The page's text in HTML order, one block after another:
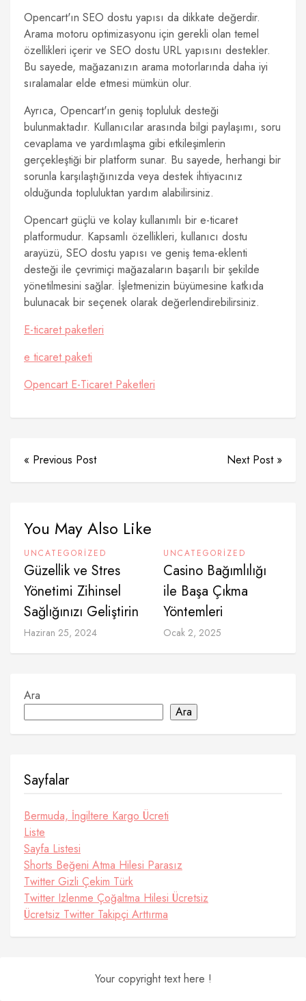
Opencart'ın SEO dostu yapısı da dikkate değerdir.
Arama motoru optimizasyonu için gerekli olan temel
özellikleri içerir ve SEO dostu URL yapısını destekler.
Bu sayede, mağazanızın arama motorlarında daha iyi
sıralamalar elde etmesi mümkün olur.
Ayrıca, Opencart'ın geniş topluluk desteği
bulunmaktadır. Kullanıcılar arasında bilgi paylaşımı, soru
cevaplama ve yardımlaşma gibi etkileşimlerin
gerçekleştiği bir platform sunar. Bu sayede, herhangi bir
sorunla karşılaştığınızda veya destek ihtiyacınız
olduğunda topluluktan yardım alabilirsiniz.
Opencart güçlü ve kolay kullanımlı bir e-ticaret
platformudur. Kapsamlı özellikleri, kullanıcı dostu
arayüzü, SEO dostu yapısı ve geniş tema-eklenti
desteği ile çevrimiçi mağazaların başarılı bir şekilde
yönetilmesini sağlar. İşletmenizin büyümesine katkıda
bulunacak bir seçenek olarak değerlendirebilirsiniz.
E-ticaret paketleri
e ticaret paketi
Opencart E-Ticaret Paketleri
« Previous Post Next Post »
You May Also Like
UNCATEGORIZED
Güzellik ve Stres
Yönetimi Zihinsel
Sağlığınızı Geliştirin
Haziran 25, 2024
UNCATEGORIZED
Casino Bağımlılığı
ile Başa Çıkma
Yöntemleri
Ocak 2, 2025
Ara
Ara
Sayfalar
Bermuda, İngiltere Kargo Ücreti
Liste
Sayfa Listesi
Shorts Beğeni Atma Hilesi Parasız
Twitter Gizli Çekim Türk
Twitter Izlenme Çoğaltma Hilesi Ücretsiz
Ücretsiz Twitter Takipçi Arttırma
Your copyright text here !